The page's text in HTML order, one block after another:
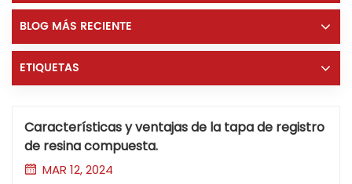
BLOG MÁS RECIENTE
ETIQUETAS
Características y ventajas de la tapa de registro
de resina compuesta.
MAR 12, 2024